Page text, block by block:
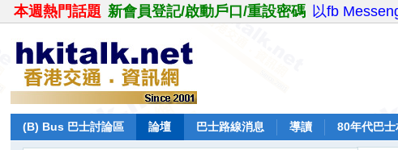
本週熱門話題 新會員登記/啟動戶口/重設密碼 以fb
(B) Bus 巴士討論區 論壇 巴士路線消息 導讀 80年代巴士